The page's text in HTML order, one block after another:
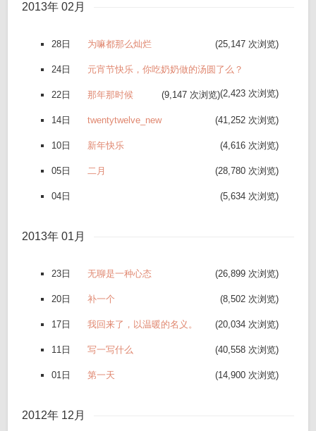
2013年 02月
28日 为嘛都那么灿烂 (25,147 次浏览)
24日 元宵节快乐，你吃奶奶做的汤圆了么？
(2,423 次浏览)
22日 那年那时候 (9,147 次浏览)
14日 twentytwelve_new (41,252 次浏览)
10日 新年快乐 (4,616 次浏览)
05日 二月 (28,780 次浏览)
04日 (5,634 次浏览)
2013年 01月
23日 无聊是一种心态 (26,899 次浏览)
20日 补一个 (8,502 次浏览)
17日 我回来了，以温暖的名义。 (20,034 次浏览)
11日 写一写什么 (40,558 次浏览)
01日 第一天 (14,900 次浏览)
2012年 12月